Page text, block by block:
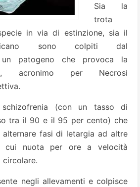
Sia la
trota
in via di estinzione, sia il
sono colpiti dal
patogeno che provoca la
acronimo per Necrosi
(con un tasso di
tra il 90 e il 95 per cento) che
alternare fasi di letargia ad altre
cui nuota per ore a velocità
circolare.
negli allevamenti e colpisce